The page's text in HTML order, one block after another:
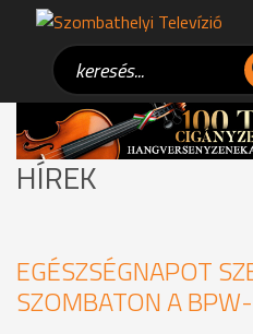
HÍREK
EGÉSZSÉGNAPOT
SZOMBATON A